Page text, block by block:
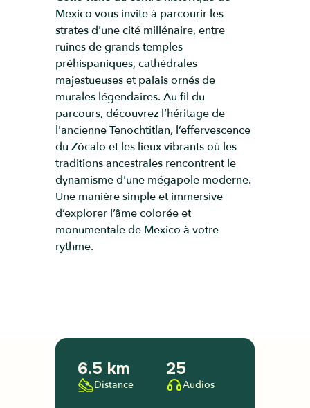
Mexico vous invite à parcourir les
strates d'une cité millénaire, entre
ruines de grands temples
préhispaniques, cathédrales
majestueuses et palais ornés de
murales légendaires. Au fil du
parcours, découvrez l’héritage de
l'ancienne Tenochtitlan, l’effervescence
du Zócalo et les lieux vibrants où les
traditions ancestrales rencontrent le
dynamisme d'une mégapole moderne.
Une manière simple et immersive
d’explorer l’âme colorée et
monumentale de Mexico à votre
rythme.
6.5 km
Distance
25
Audios